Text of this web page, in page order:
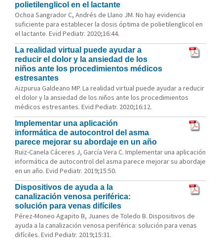
polietilenglicol en el lactante
Ochoa Sangrador C, Andrés de Llano JM. No hay evidencia
suficiente para establecer la dosis óptima de polietilenglicol en
el lactante. Evid Pediatr. 2020;16:44.
La realidad virtual puede ayudar a
reducir el dolor y la ansiedad de los
niños ante los procedimientos médicos
estresantes
Aizpurua Galdeano MP. La realidad virtual puede ayudar a reducir
el dolor y la ansiedad de los niños ante los procedimientos
médicos estresantes. Evid Pediatr. 2020;16:12.
Implementar una aplicación
informática de autocontrol del asma
parece mejorar su abordaje en un año
Ruiz-Canela Cáceres J, García Vera C. Implementar una aplicación
informática de autocontrol del asma parece mejorar su abordaje
en un año. Evid Pediatr. 2019;15:50.
Dispositivos de ayuda a la
canalización venosa periférica:
solución para venas difíciles
Pérez-Moneo Agapito B, Juanes de Toledo B. Dispositivos de
ayuda a la canalización venosa periférica: solución para venas
difíciles. Evid Pediatr. 2019;15:31.